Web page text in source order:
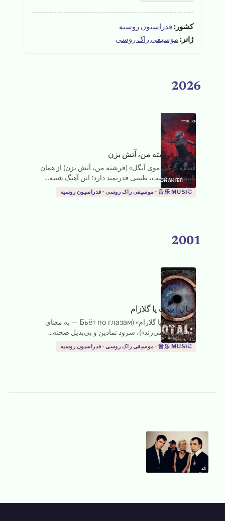
کشور: فدراسیون روسیه
ژانر: موسیقی راک روسی
2026
توتال|فرشته من، آتش بزن
قطعه «ژگی موی آنگل» (فرشته من، آتش بزن) از همان
ثانیه‌های نخست، طنینی قدرتمند دارد؛ این آهنگ شبیه...
音乐 MUSIC · موسیقی راک روسی · فدراسیون روسیه
→
2001
توتال|بیوت پا گلازام
آهنگ «بیوت پا گلازام» (Бьёт по глазам — به معنای
«به چشم‌ها می‌زند»)، سرود نمادین و بی‌بدیل صحنه...
音乐 MUSIC · موسیقی راک روسی · فدراسیون روسیه
→